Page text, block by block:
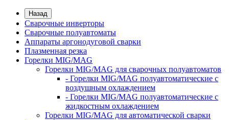
Назад
Сварочные инверторы
Сварочные полуавтоматы
Аппараты аргонодуговой сварки
Плазменная резка
Горелки MIG/MAG
Горелки MIG/MAG для сварочных полуавтоматов
- Горелки MIG/MAG полуавтоматические с
воздушным охлаждением
- Горелки MIG/MAG полуавтоматические с
жидкостным охлаждением
Горелки MIG/MAG для автоматической сварки